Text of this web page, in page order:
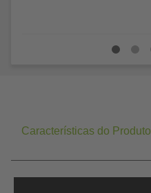
Características do Produto